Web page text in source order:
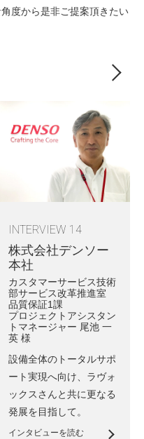
度から是非ご提案頂きたい
INTERVIEW 14
株式会社デンソー
本社
カスタマーサービス技術
部サービス改革推進室
品質保証1課
プロジェクトアシスタン
トマネージャー 尾池 一
英 様
設備全体のトータルサポ
ート実現へ向け、 ラヴォ
ックスさんと共に更なる
発展を目指して。
インタビューを読む